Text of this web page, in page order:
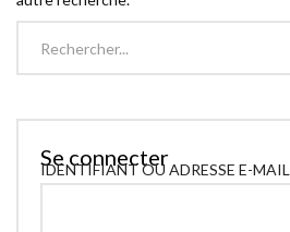
Se connecter
IDENTIFIANT OU ADRESSE E-MAIL